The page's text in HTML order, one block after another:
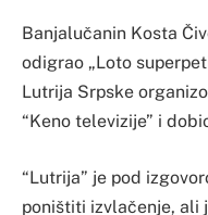
Banjalučanin Kosta
odigrao „Loto
Lutrija Srpske
“Keno televizije” i
“Lutrija” je pod
poništiti izvlačenje, ali